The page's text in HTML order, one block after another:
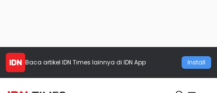
Baca artikel IDN Times lainnya di IDN App Install